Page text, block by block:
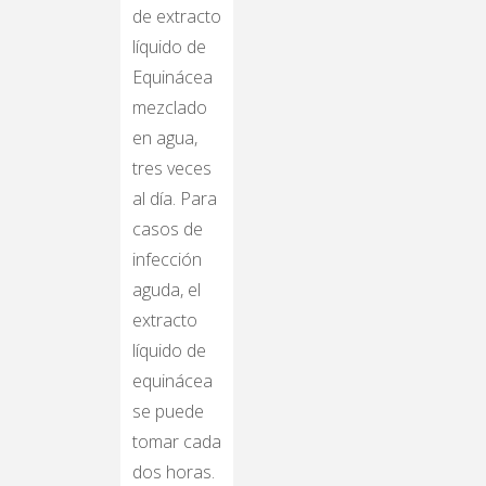
de extracto
líquido de
Equinácea
mezclado
en agua,
tres veces
al día. Para
casos de
infección
aguda, el
extracto
líquido de
equinácea
se puede
tomar cada
dos horas.